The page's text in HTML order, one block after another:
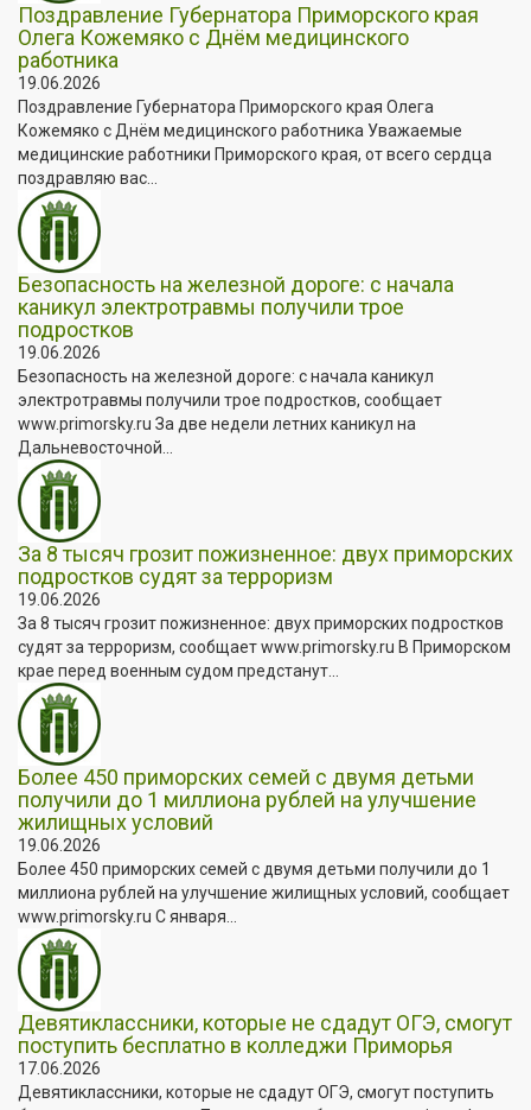
Поздравление Губернатора Приморского края
Олега Кожемяко с Днём медицинского
работника
19.06.2026
Поздравление Губернатора Приморского края Олега
Кожемяко с Днём медицинского работника Уважаемые
медицинские работники Приморского края, от всего сердца
поздравляю вас...
Безопасность на железной дороге: с начала
каникул электротравмы получили трое
подростков
19.06.2026
Безопасность на железной дороге: с начала каникул
электротравмы получили трое подростков, сообщает
www.primorsky.ru За две недели летних каникул на
Дальневосточной...
За 8 тысяч грозит пожизненное: двух приморских
подростков судят за терроризм
19.06.2026
За 8 тысяч грозит пожизненное: двух приморских подростков
судят за терроризм, сообщает www.primorsky.ru В Приморском
крае перед военным судом предстанут...
Более 450 приморских семей с двумя детьми
получили до 1 миллиона рублей на улучшение
жилищных условий
19.06.2026
Более 450 приморских семей с двумя детьми получили до 1
миллиона рублей на улучшение жилищных условий, сообщает
www.primorsky.ru С января...
Девятиклассники, которые не сдадут ОГЭ, смогут
поступить бесплатно в колледжи Приморья
17.06.2026
Девятиклассники, которые не сдадут ОГЭ, смогут поступить